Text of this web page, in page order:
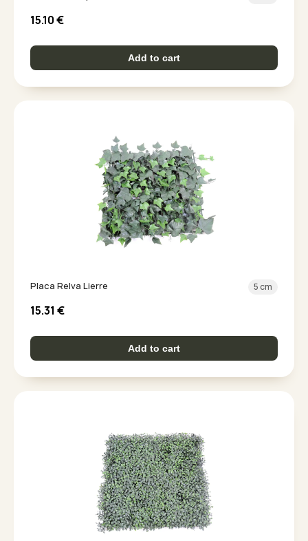
15.10€
Add to cart
Placa Relva Lierre 5 cm
15.31 €
Add to cart